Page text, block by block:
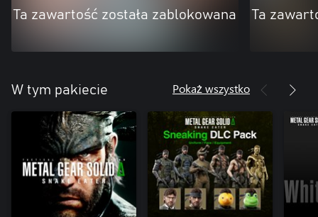
Ta zawartość została zablokowana Ta
W tym pakiecie Pokaż wszystko